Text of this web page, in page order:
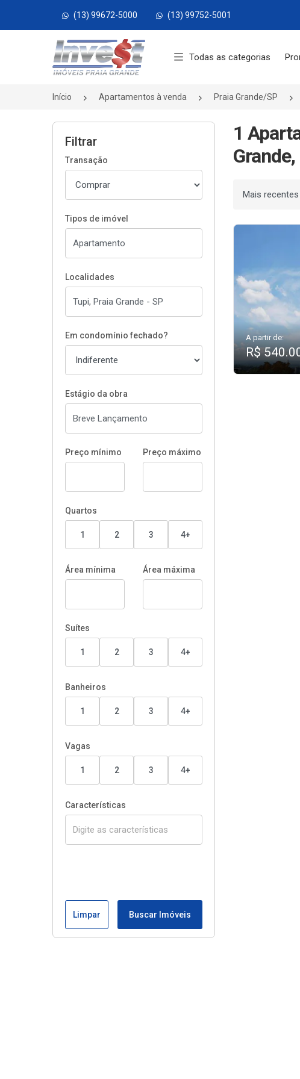
(13) 99672-5000 (13) 99752-5001
Página inicial
Todas as categorias
Início Apartamentos à venda Praia Grande/SP
Filtrar
Transação
Tipos de imóvel
Localidades
Em condomínio fechado?
Estágio da obra
Preço mínimo Preço máximo
Quartos
1 2 3 4+
Área mínima Área máxima
Suítes
1 2 3 4+
Banheiros
1 2 3 4+
Vagas
1 2 3 4+
Características
Limpar Buscar Imóveis
1
Ordenar por
A partir de:
R$